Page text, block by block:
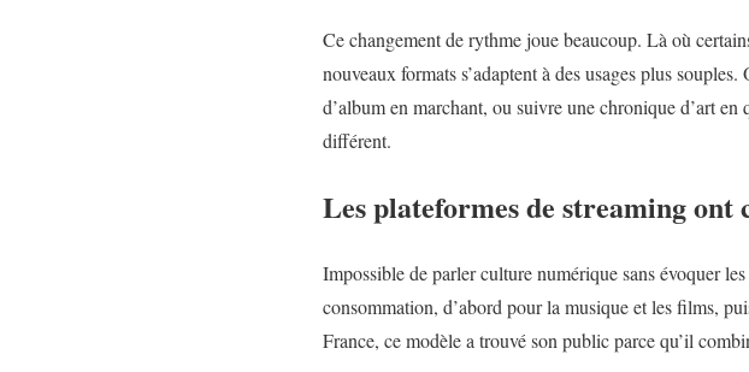
Ce changement de rythme joue beaucoup. Là où
nouveaux formats s’adaptent à des usages plus
d’album en marchant, ou suivre une chronique d’art
différent.
Les plateformes de streaming ont
Impossible de parler culture numérique sans évoquer
consommation, d’abord pour la musique et les films,
France, ce modèle a trouvé son public parce qu’il